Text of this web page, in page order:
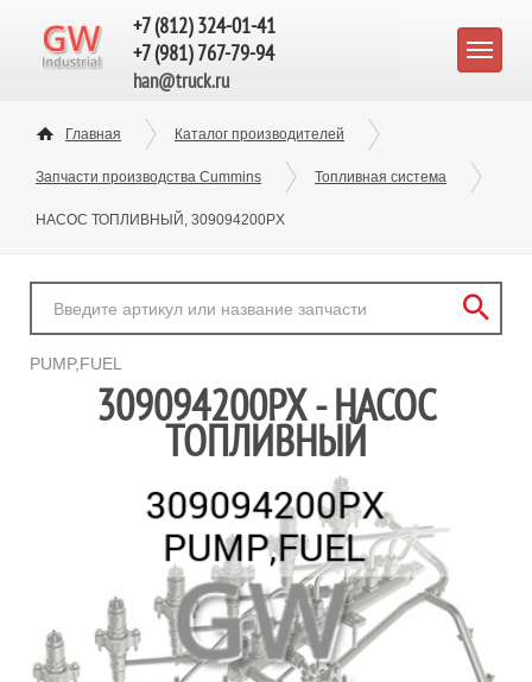
+7 (812) 324-01-41
+7 (981) 767-79-94
han@truck.ru
Главная Каталог производителей
Запчасти производства Cummins Топливная система
НАСОС ТОПЛИВНЫЙ, 309094200PX
PUMP,FUEL
309094200PX - НАСОС
ТОПЛИВНЫЙ